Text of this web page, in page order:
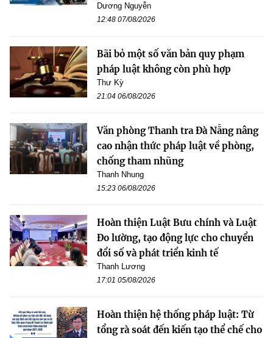
Dương Nguyễn
12:48 07/08/2026
Bãi bỏ một số văn bản quy phạm
pháp luật không còn phù hợp
Thư Kỳ
21:04 06/08/2026
Văn phòng Thanh tra Đà Nẵng nâng
cao nhận thức pháp luật về phòng,
chống tham nhũng
Thanh Nhung
15:23 06/08/2026
Hoàn thiện Luật Bưu chính và Luật
Đo lường, tạo động lực cho chuyển
đổi số và phát triển kinh tế
Thanh Lương
17:01 05/08/2026
Hoàn thiện hệ thống pháp luật: Từ
tổng rà soát đến kiến tạo thể chế cho